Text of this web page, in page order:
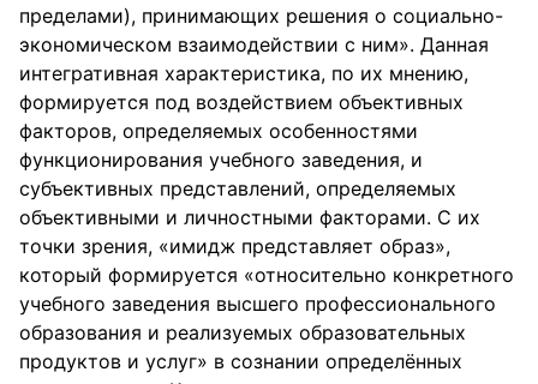
пределами), принимающих решения о социально-
экономическом взаимодействии с ним». Данная
интегративная характеристика, по их мнению,
формируется под воздействием объективных
факторов, определяемых особенностями
функционирования учебного заведения, и
субъективных представлений, определяемых
объективными и личностными факторами. С их
точки зрения, «имидж представляет образ»,
который формируется «относительно конкретного
учебного заведения высшего профессионального
образования и реализуемых образовательных
продуктов и услуг» в сознании определённых